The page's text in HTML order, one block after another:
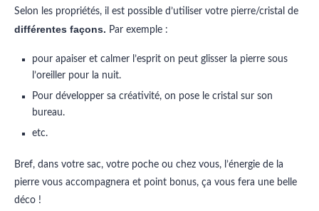
Selon les propriétés, il est possible d’utiliser votre pierre/cristal de
différentes façons. Par exemple :
pour apaiser et calmer l’esprit on peut glisser la pierre sous
l’oreiller pour la nuit.
Pour développer sa créativité, on pose le cristal sur son
bureau.
etc.
Bref, dans votre sac, votre poche ou chez vous, l’énergie de la
pierre vous accompagnera et point bonus, ça vous fera une belle
déco !